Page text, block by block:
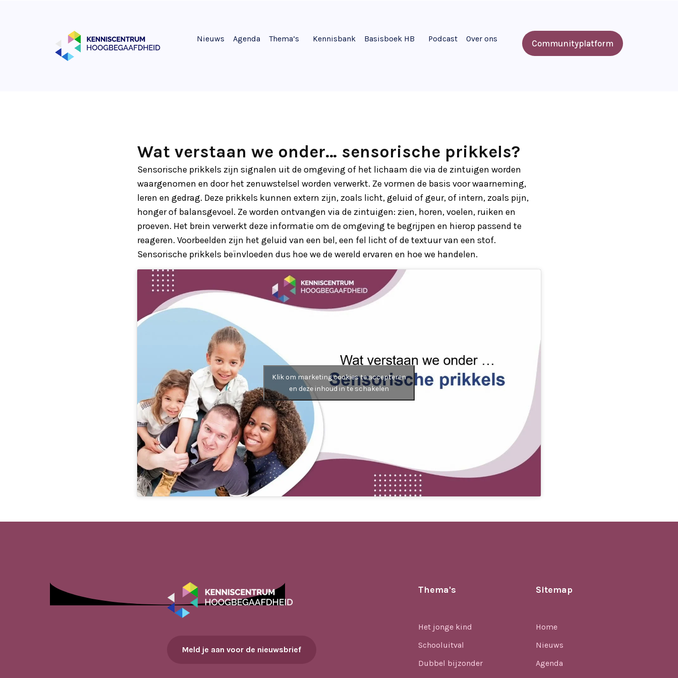
Nieuws Agenda Thema’s Kennisbank Basisboek HB Podcast Over ons Communityplatform
Wat verstaan we onder… sensorische prikkels?
Sensorische prikkels zijn signalen uit de omgeving of het lichaam die via de zintuigen worden
waargenomen en door het zenuwstelsel worden verwerkt. Ze vormen de basis voor waarneming,
leren en gedrag. Deze prikkels kunnen extern zijn, zoals licht, geluid of geur, of intern, zoals pijn,
honger of balansgevoel. Ze worden ontvangen via de zintuigen: zien, horen, voelen, ruiken en
proeven. Het brein verwerkt deze informatie om de omgeving te begrijpen en hierop passend te
reageren. Voorbeelden zijn het geluid van een bel, een fel licht of de textuur van een stof.
Sensorische prikkels beïnvloeden dus hoe we de wereld ervaren en hoe we handelen.
Klik om marketing cookies te accepteren
en deze inhoud in te schakelen
Meld je aan voor de nieuwsbrief
Thema's
Het jonge kind
Schooluitval
Dubbel bijzonder
Sitemap
Home
Nieuws
Agenda